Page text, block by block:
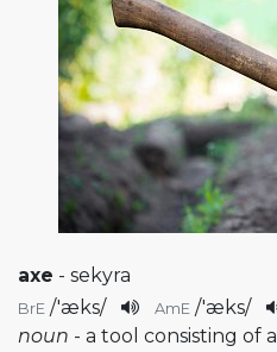
axe - sekyra
BrE /'æks/ AmE /'æks/
noun - a tool consisting of